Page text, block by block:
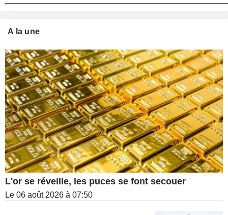
A la une
L'or se réveille, les puces se font secouer
Le 06 août 2026 à 07:50